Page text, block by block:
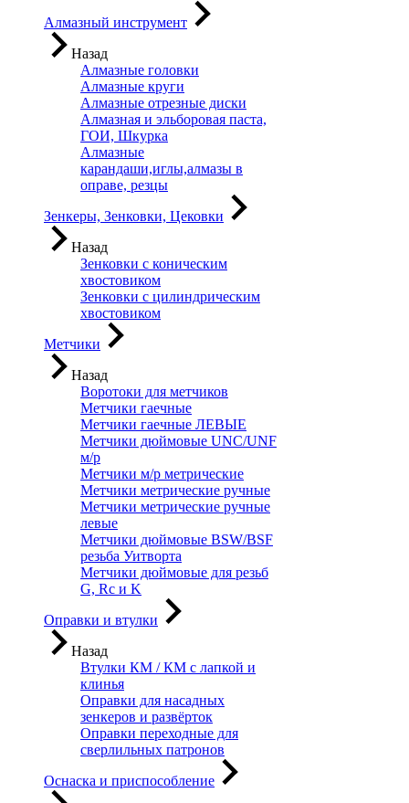
Алмазный инструмент
Назад
Алмазные головки
Алмазные круги
Алмазные отрезные диски
Алмазная и эльборовая паста,
ГОИ, Шкурка
Алмазные
карандаши,иглы,алмазы в
оправе, резцы
Зенкеры, Зенковки, Цековки
Назад
Зенковки с коническим
хвостовиком
Зенковки с цилиндрическим
хвостовиком
Метчики
Назад
Воротоки для метчиков
Метчики гаечные
Метчики гаечные ЛЕВЫЕ
Метчики дюймовые UNC/UNF
м/р
Метчики м/р метрические
Метчики метрические ручные
Метчики метрические ручные
левые
Метчики дюймовые BSW/BSF
резьба Уитворта
Метчики дюймовые для резьб
G, Rc и K
Оправки и втулки
Назад
Втулки КМ / КМ с лапкой и
клинья
Оправки для насадных
зенкеров и развёрток
Оправки переходные для
сверлильных патронов
Оснаска и приспособление